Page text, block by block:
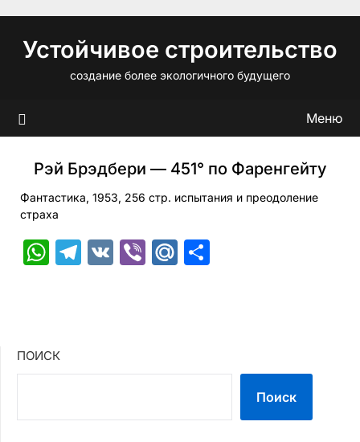
содержимому
Устойчивое строительство
создание более экологичного будущего
Меню
Рэй Брэдбери — 451° по Фаренгейту
Фантастика, 1953, 256 стр. испытания и преодоление
страха
WhatsApp
Telegram
VK ViberMail.Ru
ПОИСК
Поиск